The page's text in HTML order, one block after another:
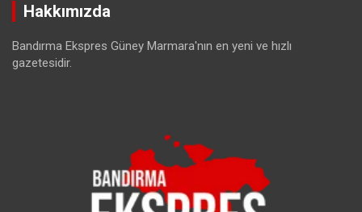
Hakkımızda
Bandırma Ekspres Güney Marmara'nın en yeni ve hızlı
gazetesidir.